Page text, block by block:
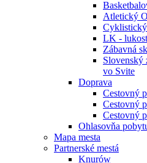
Atletický
LK -
Zábavná
Slovenský
vo Svite
Doprava
Cestovný
Cestovný
Cestovný
Ohlasovňa
Mapa mesta
Partnerské mestá
Knurów